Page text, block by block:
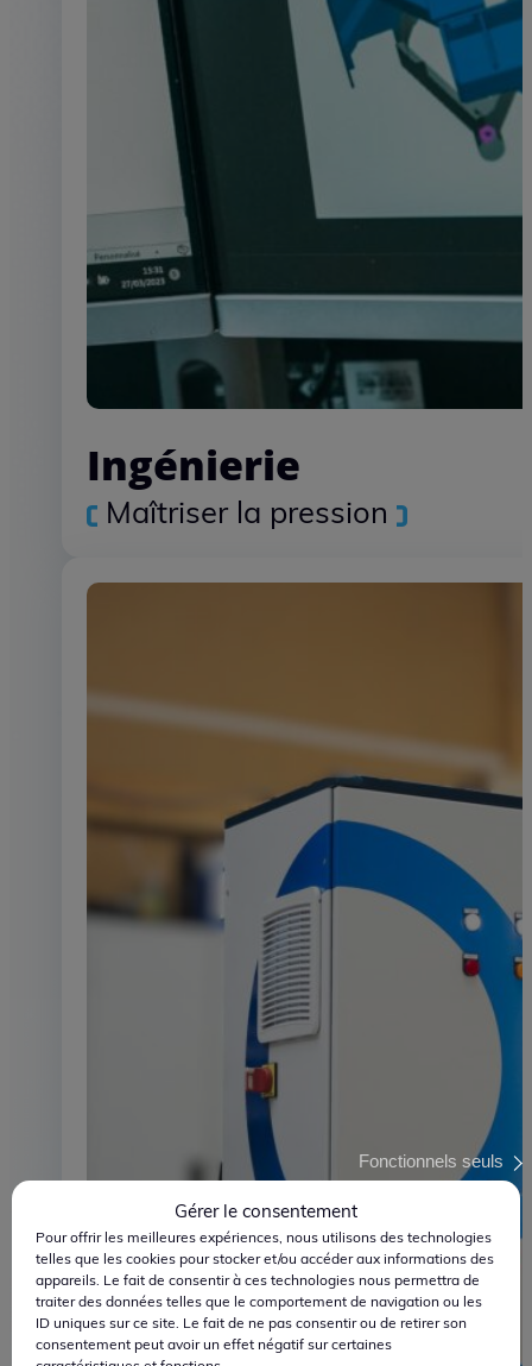
Gérer le consentement
Pour offrir les meilleures expériences, nous utilisons des technologies
telles que les cookies pour stocker et/ou accéder aux informations des
appareils. Le fait de consentir à ces technologies nous permettra de
traiter des données telles que le comportement de navigation ou les
ID uniques sur ce site. Le fait de ne pas consentir ou de retirer son
consentement peut avoir un effet négatif sur certaines
Fonctionnels seuls
Ingénierie
Maîtriser la pression